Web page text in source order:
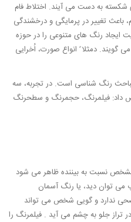
شکسته به دست می آیند. اختلاط فام
باعث تغییر در پرمایگی و درخشندگی
ایجاد رنگ های متنوعی را در حوزه
گویند. دمثلا ً انواع صورت، اُخرایی
رنگ شناسی است. در تجربه، سه
داد: فیلمرنگ، حجمرنگ و سطحرنگ
نسبت به بیننده ظاهر می شود
می توان دید، یا رنگ آسمان
ندارد و گویی شخص می تواند
تراز جلو به چشم می آید . فیلمرنگ را